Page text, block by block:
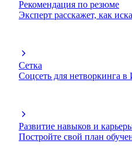
Рекомендация по резюме
Эксперт расскажет, как
Сетка
Соцсеть для нетворкинга
Развитие навыков и
Постройте свой план